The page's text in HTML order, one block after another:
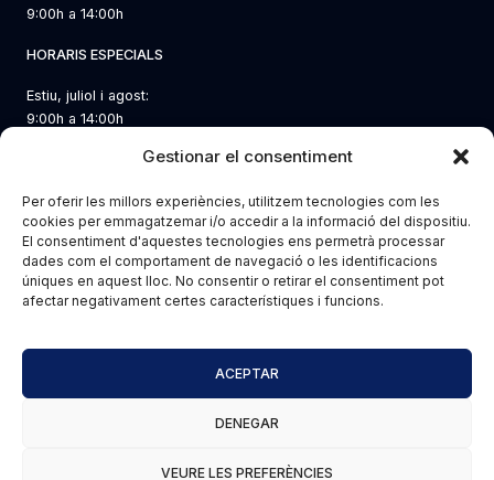
Gestionar el consentiment
Per oferir les millors experiències, utilitzem tecnologies com les
cookies per emmagatzemar i/o accedir a la informació del dispositiu.
El consentiment d'aquestes tecnologies ens permetrà processar
dades com el comportament de navegació o les identificacions
úniques en aquest lloc. No consentir o retirar el consentiment pot
afectar negativament certes característiques i funcions.
ACEPTAR
DENEGAR
VEURE LES PREFERÈNCIES
9:00h a 14:00h
HORARIS ESPECIALS
Estiu, juliol i agost:
9:00h a 14:00h
Barcelona
Vallès
Catalunya Central
Girona
Tarragona
Contacte i com arribar
Canal de denúncies
Transparència
Sala de premsa
NIF. AEIC G-08398562 / NIF. COEIC V-08398554